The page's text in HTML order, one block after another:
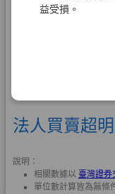
益受損。